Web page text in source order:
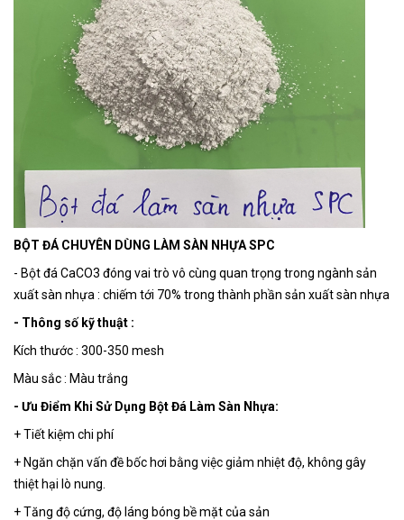
BỘT ĐÁ CHUYÊN DÙNG LÀM SÀN NHỰA SPC
- Bột đá CaCO3 đóng vai trò vô cùng quan trọng trong ngành sản
xuất sàn nhựa : chiếm tới 70% trong thành phần sản xuất sàn nhựa
- Thông số kỹ thuật :
Kích thước : 300-350 mesh
Màu sắc : Màu trắng
- Ưu Điểm Khi Sử Dụng Bột Đá Làm Sàn Nhựa:
+ Tiết kiệm chi phí
+ Ngăn chặn vấn đề bốc hơi bằng việc giảm nhiệt độ, không gây
thiệt hại lò nung.
+ Tăng độ cứng, độ láng bóng bề mặt của sản